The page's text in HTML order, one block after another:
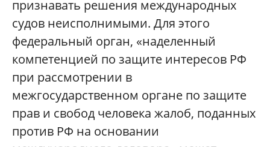
признавать решения международных
судов неисполнимыми. Для этого
федеральный орган, «наделенный
компетенцией по защите интересов РФ
при рассмотрении в
межгосударственном органе по защите
прав и свобод человека жалоб, поданных
против РФ на основании